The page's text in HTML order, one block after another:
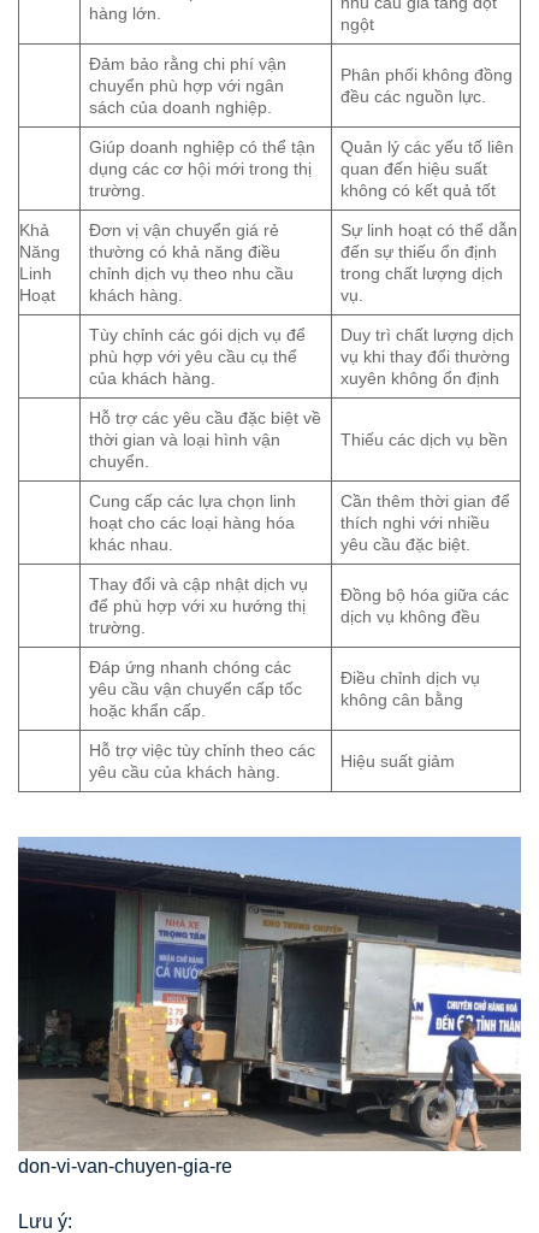
hàng lớn.
ngột
Đảm bảo rằng chi phí vận
chuyển phù hợp với ngân
sách của doanh nghiệp.
Phân phối không đồng
đều các nguồn lực.
Giúp doanh nghiệp có thể tận
dụng các cơ hội mới trong thị
trường.
Quản lý các yếu tố liên
quan đến hiệu suất
không có kết quả tốt
Khả
Năng
Linh
Hoạt
Đơn vị vận chuyển giá rẻ
thường có khả năng điều
chỉnh dịch vụ theo nhu cầu
khách hàng.
Sự linh hoạt có thể dẫn
đến sự thiếu ổn định
trong chất lượng dịch
vụ.
Tùy chỉnh các gói dịch vụ để
phù hợp với yêu cầu cụ thể
của khách hàng.
Duy trì chất lượng dịch
vụ khi thay đổi thường
xuyên không ổn định
Hỗ trợ các yêu cầu đặc biệt về
thời gian và loại hình vận
chuyển.
Thiếu các dịch vụ bền
Cung cấp các lựa chọn linh
hoạt cho các loại hàng hóa
khác nhau.
Cần thêm thời gian để
thích nghi với nhiều
yêu cầu đặc biệt.
Thay đổi và cập nhật dịch vụ
để phù hợp với xu hướng thị
trường.
Đồng bộ hóa giữa các
dịch vụ không đều
Đáp ứng nhanh chóng các
yêu cầu vận chuyển cấp tốc
hoặc khẩn cấp.
Điều chỉnh dịch vụ
không cân bằng
Hỗ trợ việc tùy chỉnh theo các
yêu cầu của khách hàng.
Hiệu suất giảm
don-vi-van-chuyen-gia-re
Lưu ý: